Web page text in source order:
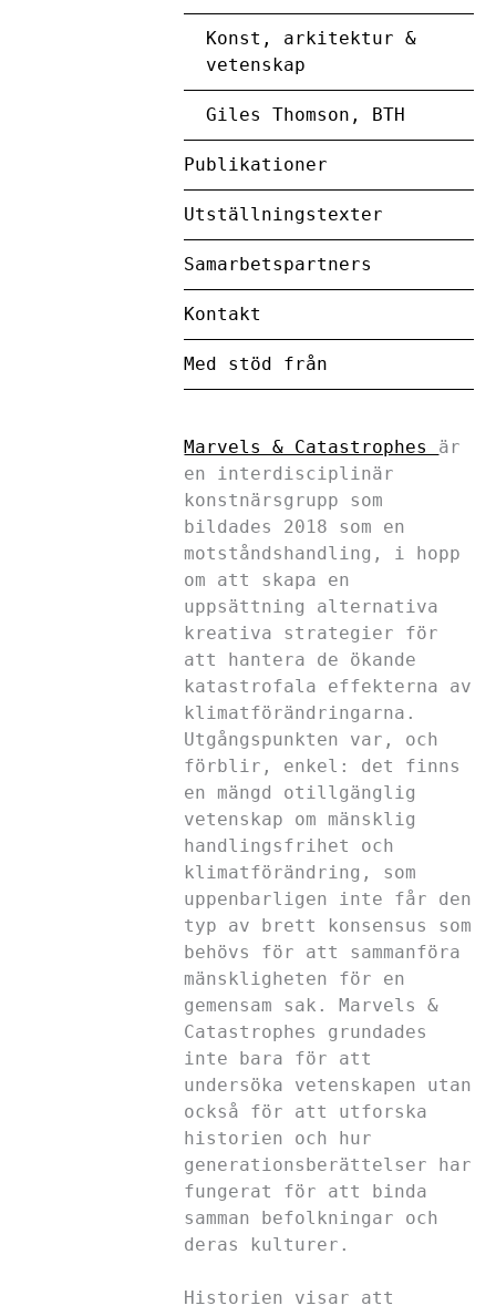
Konst, arkitektur &
vetenskap
Giles Thomson, BTH
Publikationer
Utställningstexter
Samarbetspartners
Kontakt
Med stöd från
Marvels & Catastrophes är
en interdisciplinär
konstnärsgrupp som
bildades 2018 som en
motståndshandling, i hopp
om att skapa en
uppsättning alternativa
kreativa strategier för
att hantera de ökande
katastrofala effekterna av
klimatförändringarna.
Utgångspunkten var, och
förblir, enkel: det finns
en mängd otillgänglig
vetenskap om mänsklig
handlingsfrihet och
klimatförändring, som
uppenbarligen inte får den
typ av brett konsensus som
behövs för att sammanföra
mänskligheten för en
gemensam sak. Marvels &
Catastrophes grundades
inte bara för att
undersöka vetenskapen utan
också för att utforska
historien och hur
generationsberättelser har
fungerat för att binda
samman befolkningar och
deras kulturer.
Historien visar att